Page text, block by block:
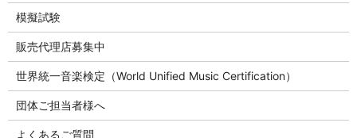
模擬試験
販売代理店募集中
世界統一音楽検定（World Unified Music Certification）
団体ご担当者様へ
よくあるご質問